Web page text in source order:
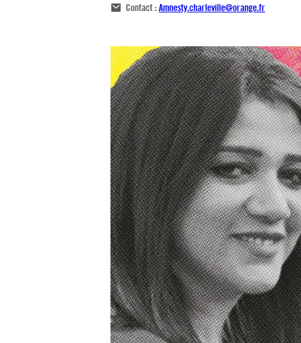
Contact :Amnesty.charleville@orange.fr